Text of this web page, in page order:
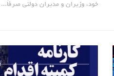
خود، وزیران و مدیران دولتی صرفاً...